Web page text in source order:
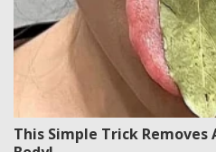
This Simple Trick Removes